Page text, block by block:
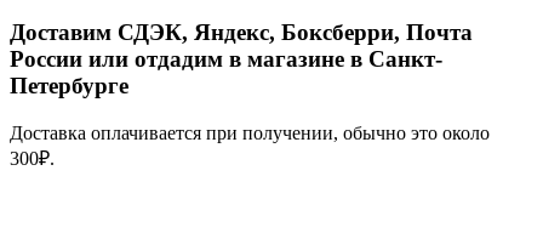
Доставим СДЭК, Яндекс, Боксберри, Почта
России или отдадим в магазине в Санкт-
Петербурге
Доставка оплачивается при получении, обычно это около
300₽.